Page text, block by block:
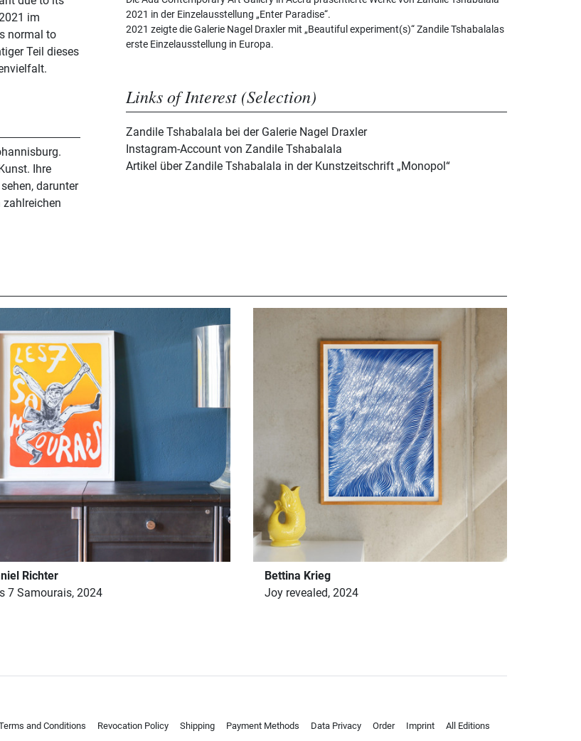
im
normal to
Teil dieses
Ihre
darunter
2021 in der Einzelausstellung „Enter Paradise“.
2021 zeigte die Galerie Nagel Draxler mit „Beautiful experiment(s)“ Zandile Tshabalalas
erste Einzelausstellung in Europa.
Links of Interest (Selection)
Zandile Tshabalala bei der Galerie Nagel Draxler
Instagram-Account von Zandile Tshabalala
Artikel über Zandile Tshabalala in der Kunstzeitschrift „Monopol“
Richter
7 Samourais, 2024
Bettina Krieg
Joy revealed, 2024
and Conditions Revocation Policy Shipping Payment Methods Data Privacy Order Imprint All Editions